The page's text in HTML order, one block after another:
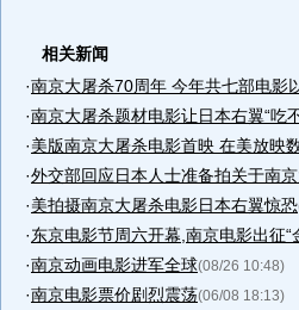
相关新闻
·南京大屠杀70周年 今年共七部电影
·南京大屠杀题材电影让日本右翼“吃
·美版南京大屠杀电影首映 在美放映
·外交部回应日本人士准备拍关于南
·美拍摄南京大屠杀电影日本右翼惊恐
·东京电影节周六开幕,南京电影出征“
·南京动画电影进军全球(08/26 10:48)
·南京电影票价剧烈震荡(06/08 18:13)